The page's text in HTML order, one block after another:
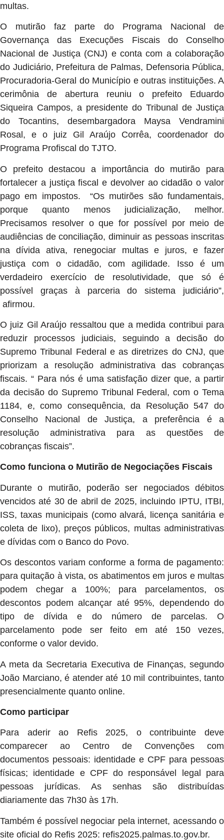
multas.
O mutirão faz parte do Programa Nacional de
Governança das Execuções Fiscais do Conselho
Nacional de Justiça (CNJ) e conta com a colaboração
do Judiciário, Prefeitura de Palmas, Defensoria Pública,
Procuradoria-Geral do Município e outras instituições. A
cerimônia de abertura reuniu o prefeito Eduardo
Siqueira Campos, a presidente do Tribunal de Justiça
do Tocantins, desembargadora Maysa Vendramini
Rosal, e o juiz Gil Araújo Corrêa, coordenador do
Programa Profiscal do TJTO.
O prefeito destacou a importância do mutirão para
fortalecer a justiça fiscal e devolver ao cidadão o valor
pago em impostos. “Os mutirões são fundamentais,
porque quanto menos judicialização, melhor.
Precisamos resolver o que for possível por meio de
audiências de conciliação, diminuir as pessoas inscritas
na dívida ativa, renegociar multas e juros, e fazer
justiça com o cidadão, com agilidade. Isso é um
verdadeiro exercício de resolutividade, que só é
possível graças à parceria do sistema judiciário”,
afirmou.
O juiz Gil Araújo ressaltou que a medida contribui para
reduzir processos judiciais, seguindo a decisão do
Supremo Tribunal Federal e as diretrizes do CNJ, que
priorizam a resolução administrativa das cobranças
fiscais. “ Para nós é uma satisfação dizer que, a partir
da decisão do Supremo Tribunal Federal, com o Tema
1184, e, como consequência, da Resolução 547 do
Conselho Nacional de Justiça, a preferência é a
resolução administrativa para as questões de
cobranças fiscais”.
Como funciona o Mutirão de Negociações Fiscais
Durante o mutirão, poderão ser negociados débitos
vencidos até 30 de abril de 2025, incluindo IPTU, ITBI,
ISS, taxas municipais (como alvará, licença sanitária e
coleta de lixo), preços públicos, multas administrativas
e dívidas com o Banco do Povo.
Os descontos variam conforme a forma de pagamento:
para quitação à vista, os abatimentos em juros e multas
podem chegar a 100%; para parcelamentos, os
descontos podem alcançar até 95%, dependendo do
tipo de dívida e do número de parcelas. O
parcelamento pode ser feito em até 150 vezes,
conforme o valor devido.
A meta da Secretaria Executiva de Finanças, segundo
João Marciano, é atender até 10 mil contribuintes, tanto
presencialmente quanto online.
Como participar
Para aderir ao Refis 2025, o contribuinte deve
comparecer ao Centro de Convenções com
documentos pessoais: identidade e CPF para pessoas
físicas; identidade e CPF do responsável legal para
pessoas jurídicas. As senhas são distribuídas
diariamente das 7h30 às 17h.
Também é possível negociar pela internet, acessando o
site oficial do Refis 2025: refis2025.palmas.to.gov.br.